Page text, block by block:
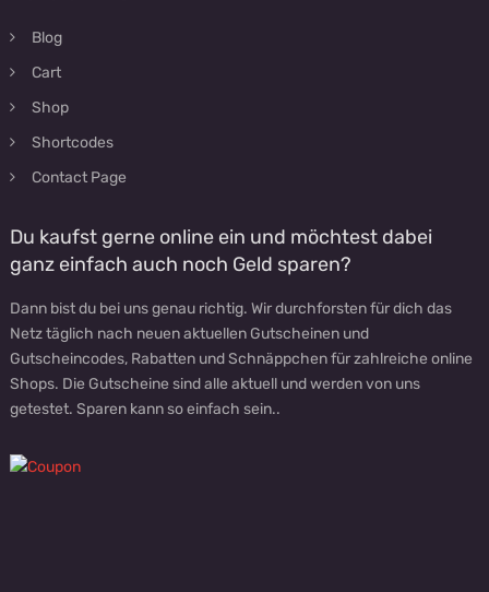
Blog
Cart
Shop
Shortcodes
Contact Page
Du kaufst gerne online ein und möchtest dabei
ganz einfach auch noch Geld sparen?
Dann bist du bei uns genau richtig. Wir durchforsten für dich das
Netz täglich nach neuen aktuellen Gutscheinen und
Gutscheincodes, Rabatten und Schnäppchen für zahlreiche online
Shops. Die Gutscheine sind alle aktuell und werden von uns
getestet. Sparen kann so einfach sein..